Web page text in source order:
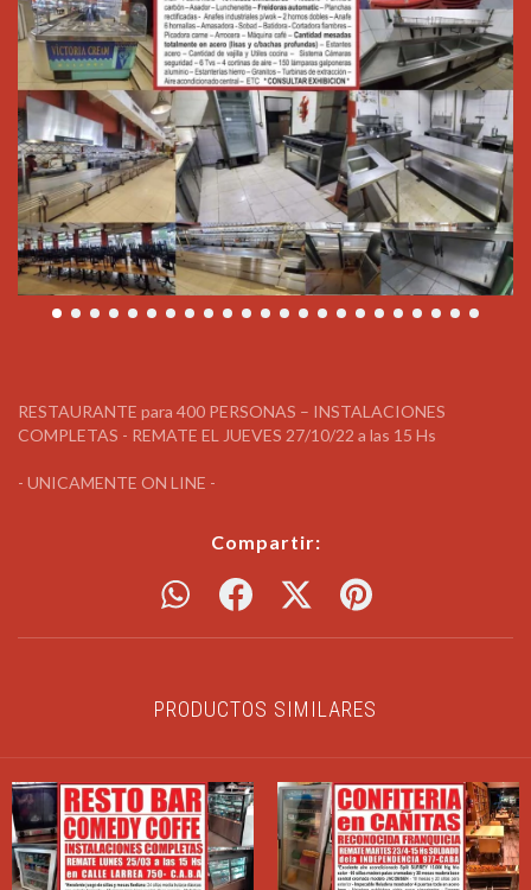
RESTAURANTE para 400 PERSONAS – INSTALACIONES
COMPLETAS - REMATE EL JUEVES 27/10/22 a las 15 Hs
- UNICAMENTE ON LINE -
Compartir:
PRODUCTOS SIMILARES